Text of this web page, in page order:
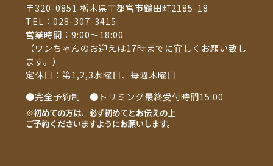
〒320-0851 栃木県宇都宮市鶴田町2185-18
TEL：028-307-3415
営業時間：9:00～18:00
（ワンちゃんのお迎えは17時までに宜しくお願い致し
ます。）
定休日：第1,2,3水曜日、毎週木曜日
●完全予約制 ●トリミング最終受付時間15:00
※初めての方は、必ず初めてとお伝えの上
ご予約くださいますようにお願いします。